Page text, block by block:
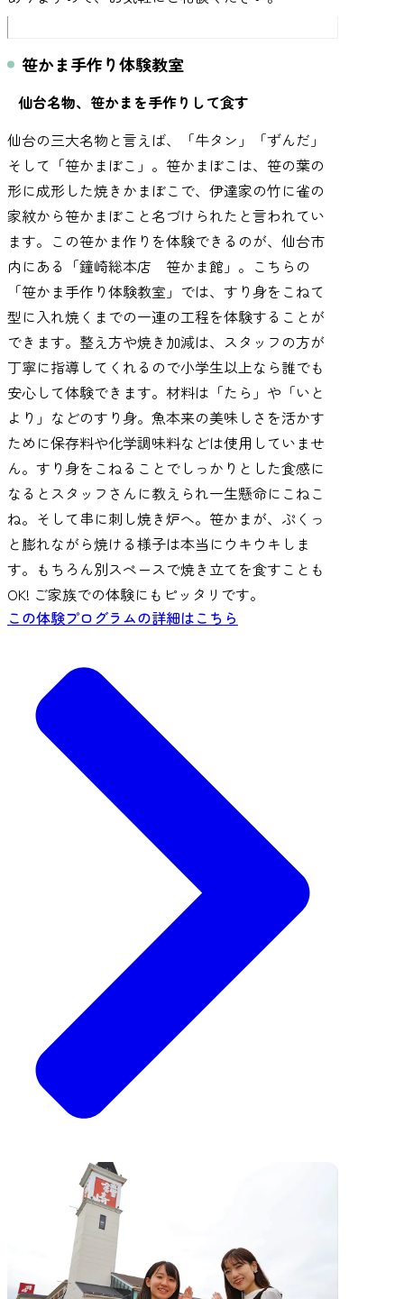
笹かま手作り体験教室
仙台名物、笹かまを手作りして食す
仙台の三大名物と言えば、「牛タン」「ずんだ」
そして「笹かまぼこ」。笹かまぼこは、笹の葉の
形に成形した焼きかまぼこで、伊達家の竹に雀の
家紋から笹かまぼこと名づけられたと言われてい
ます。この笹かま作りを体験できるのが、仙台市
内にある「鐘崎総本店 笹かま館」。こちらの
「笹かま手作り体験教室」では、すり身をこねて
型に入れ焼くまでの一連の工程を体験することが
できます。整え方や焼き加減は、スタッフの方が
丁寧に指導してくれるので小学生以上なら誰でも
安心して体験できます。材料は「たら」や「いと
より」などのすり身。魚本来の美味しさを活かす
ために保存料や化学調味料などは使用していませ
ん。すり身をこねることでしっかりとした食感に
なるとスタッフさんに教えられ一生懸命にこねこ
ね。そして串に刺し焼き炉へ。笹かまが、ぷくっ
と膨れながら焼ける様子は本当にウキウキしま
す。もちろん別スペースで焼き立てを食すことも
OK! ご家族での体験にもピッタリです。
この体験プログラムの詳細はこちら